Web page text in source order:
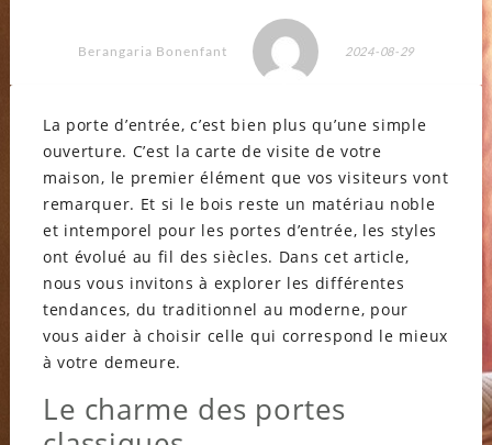
Berangaria Bonenfant 2024-08-29
La porte d’entrée, c’est bien plus qu’une simple
ouverture. C’est la carte de visite de votre
maison, le premier élément que vos visiteurs vont
remarquer. Et si le bois reste un matériau noble
et intemporel pour les portes d’entrée, les styles
ont évolué au fil des siècles. Dans cet article,
nous vous invitons à explorer les différentes
tendances, du traditionnel au moderne, pour
vous aider à choisir celle qui correspond le mieux
à votre demeure.
Le charme des portes